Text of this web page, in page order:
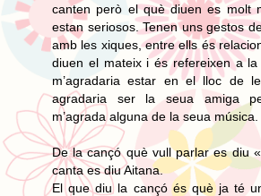
canten però el què diuen es molt
estan seriosos. Tenen uns gestos
amb les xiques, entre ells és
diuen el mateix i és refereixen a
m’agradaria estar en el lloc de
agradaria ser la seua amiga
m’agrada alguna de la seua música.
De la cançó què vull parlar es diu
canta es diu Aitana.
El que diu la cançó és què ja té